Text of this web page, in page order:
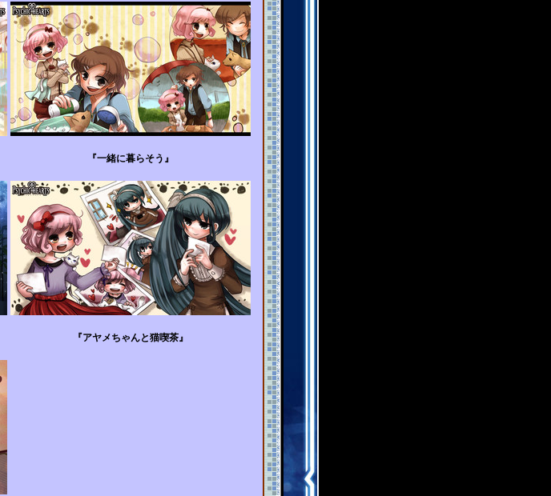
『一緒に暮らそう』
『アヤメちゃんと猫喫茶』